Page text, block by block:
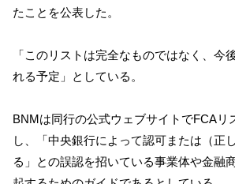
たことを公表した。
「このリストは完全なものではなく、今
れる予定」としている。
BNMは同行の公式ウェブサイトでFCAリ
し、「中央銀行によって認可または（正
る」との誤認を招いている事業体や金融